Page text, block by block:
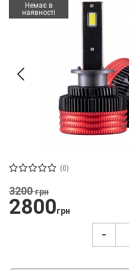
про
LED
K12
75W
2
шт.
Немає в
наявності
(0)
3200грн
2800грн
-